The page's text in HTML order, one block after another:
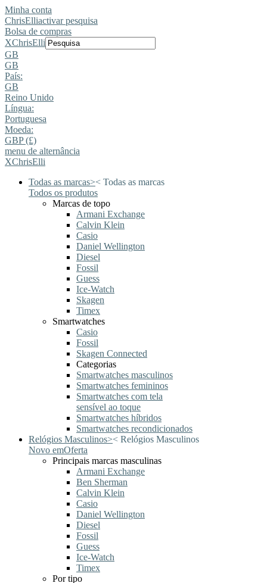
Minha conta
ChrisElliactivar pesquisa
Bolsa de compras
XChrisElli
GB
GB
País:
GB
Reino Unido
Língua:
Portuguesa
Moeda:
GBP (£)
menu de alternância
XChrisElli
Todas as marcas>< Todas as marcas
Todos os produtos
Marcas de topo
Armani Exchange
Calvin Klein
Casio
Daniel Wellington
Diesel
Fossil
Guess
Ice-Watch
Skagen
Timex
Smartwatches
Casio
Fossil
Skagen Connected
Categorias
Smartwatches masculinos
Smartwatches femininos
Smartwatches com tela
sensível ao toque
Smartwatches híbridos
Smartwatches recondicionados
Relógios Masculinos>< Relógios Masculinos
Novo emOferta
Principais marcas masculinas
Armani Exchange
Ben Sherman
Calvin Klein
Casio
Daniel Wellington
Diesel
Fossil
Guess
Ice-Watch
Timex
Por tipo